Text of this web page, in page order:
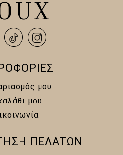
μου
μου
ΠΕΛΑΤΩΝ